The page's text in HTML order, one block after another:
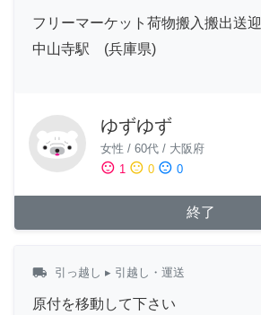
フリーマーケット荷物搬入搬出送迎
中山寺駅 (兵庫県)
ゆずゆず
女性 / 60代 / 大阪府
sentiment_satisfied 1 sentiment_neutral 0 sentiment_dissatisfied 0
終了
local_shipping 引っ越し ▸ 引越し・運送
原付を移動して下さい